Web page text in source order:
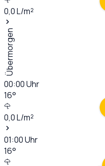
0,0L/m²
Übermorgen
00:00Uhr
16°
0,0L/m²
01:00Uhr
16°